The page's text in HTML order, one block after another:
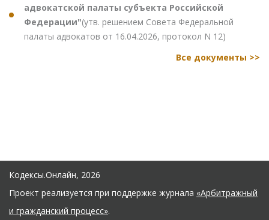
адвокатской палаты субъекта Российской
Федерации"(утв. решением Совета Федеральной
палаты адвокатов от 16.04.2026, протокол N 12)
Все документы >>
Кодексы.Онлайн, 2026
Проект реализуется при поддержке журнала «Арбитражный
и гражданский процесс».